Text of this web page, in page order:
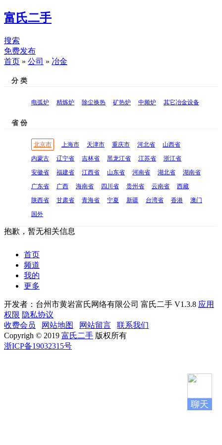
富氏二手
搜索
免费发布
首页 » 公司 » 冶金
分 类
电弧炉 精炼炉 除尘换热 矿热炉 中频炉 其它冶金设备
省 份
北京市 上海市 天津市 重庆市 河北省
山西省
内蒙古
辽宁省 吉林省 黑龙江省 江苏省
浙江省
安徽省
福建省 江西省 山东省 河南省 湖北省
湖南省
广东省
广西 海南省 四川省 贵州省 云南省
西藏
陕西省
甘肃省 青海省 宁夏 新疆 台湾省 香港
澳门
国外
抱歉，暂无相关信息
首页
频道
我的
更多
开发者：台州市黄岩富氏网络有限公司 富氏二手 V1.3.8 应用
权限 隐私协议
收费会员
网站地图 网站留言
联系我们
Copyrigh © 2019 富氏二手 版权所有
浙ICP备19032315号
聊天